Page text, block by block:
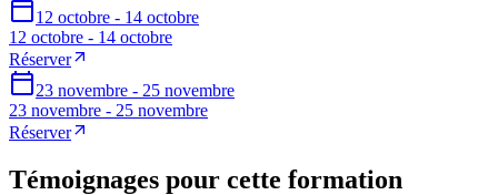
12 octobre - 14 octobre
12 octobre - 14 octobre
Réserver
23 novembre - 25 novembre
23 novembre - 25 novembre
Réserver
Témoignages pour cette formation